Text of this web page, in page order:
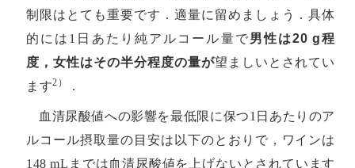
制限はとても重要です．適量に留めましょう．具体
的には1日あたり純アルコール量で男性は20 g程
度，女性はその半分程度の量が望ましいとされてい
ます2） ．
血清尿酸値への影響を最低限に保つ1日あたりのア
ルコール摂取量の目安は以下のとおりで，ワインは
148 mLまでは血清尿酸値を上げないとされています